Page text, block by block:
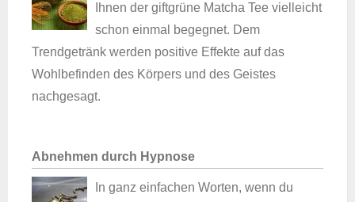
Ihnen der giftgrüne Matcha Tee vielleicht
schon einmal begegnet. Dem
Trendgetränk werden positive Effekte auf das
Wohlbefinden des Körpers und des Geistes
nachgesagt.
Abnehmen durch Hypnose
In ganz einfachen Worten, wenn du